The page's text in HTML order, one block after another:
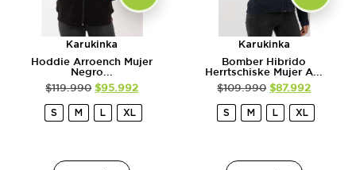
Karukinka
Hoddie Arroench Mujer
Negro...
$119.990 $95.992
S M L XL
Karukinka
Bomber Hibrido
Herrtschiske Mujer A...
$109.990 $87.992
S M L XL